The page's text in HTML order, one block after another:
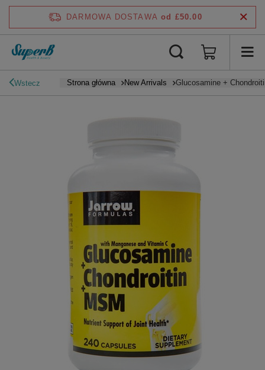
DARMOWA DOSTAWA od £50.00
Wstecz Strona główna New Arrivals Glucosamine +